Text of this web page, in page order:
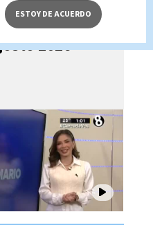
con Paula
2026
ESTOY DE ACUERDO